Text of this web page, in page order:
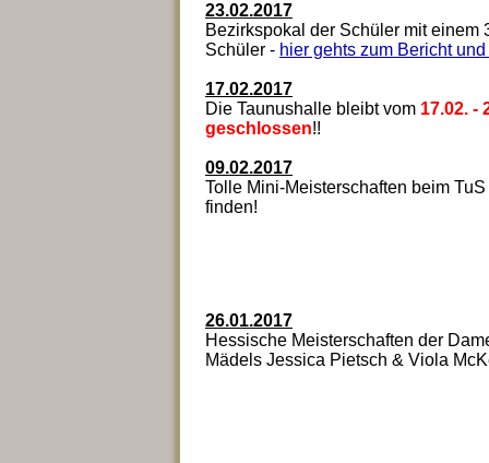
23.02.2017
Bezirkspokal der Schüler mit einem
Schüler - hier gehts zum Bericht
17.02.2017
Die Taunushalle bleibt vom 17.02. -
geschlossen!!
09.02.2017
Tolle Mini-Meisterschaften beim
finden!
26.01.2017
Hessische Meisterschaften der
Mädels Jessica Pietsch & Viola